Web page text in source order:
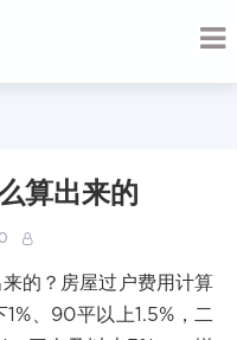
算出来的
的？房屋过户费用计算
、90平以上1.5%，二